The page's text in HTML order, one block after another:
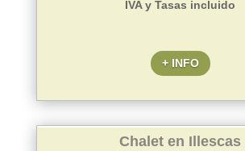
IVA y Tasas incluido
+ INFO
Chalet en Illescas